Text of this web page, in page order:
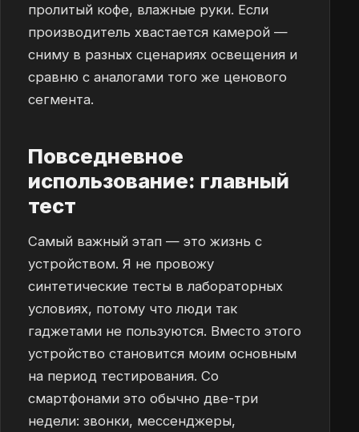
пролитый кофе, влажные руки. Если
производитель хвастается камерой —
сниму в разных сценариях освещения и
сравню с аналогами того же ценового
сегмента.
Повседневное
использование: главный
тест
Самый важный этап — это жизнь с
устройством. Я не провожу
синтетические тесты в лабораторных
условиях, потому что люди так
гаджетами не пользуются. Вместо этого
устройство становится моим основным
на период тестирования. Со
смартфонами это обычно две-три
недели: звонки, мессенджеры,